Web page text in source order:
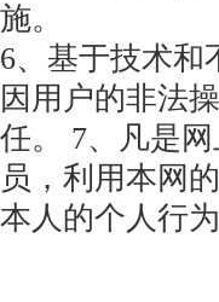
施。
6、基于技术和
因用户的非法
任。 7、凡是
员，利用本网
本人的个人行